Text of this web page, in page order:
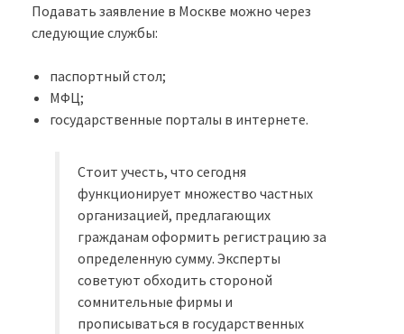
Подавать заявление в Москве можно через
следующие службы:
паспортный стол;
МФЦ;
государственные порталы в интернете.
Стоит учесть, что сегодня
функционирует множество частных
организацией, предлагающих
гражданам оформить регистрацию за
определенную сумму. Эксперты
советуют обходить стороной
сомнительные фирмы и
прописываться в государственных